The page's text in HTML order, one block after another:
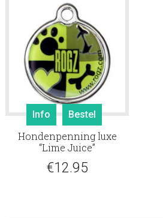
Info Bestel
Hondenpenning luxe
“Lime Juice”
€12.95